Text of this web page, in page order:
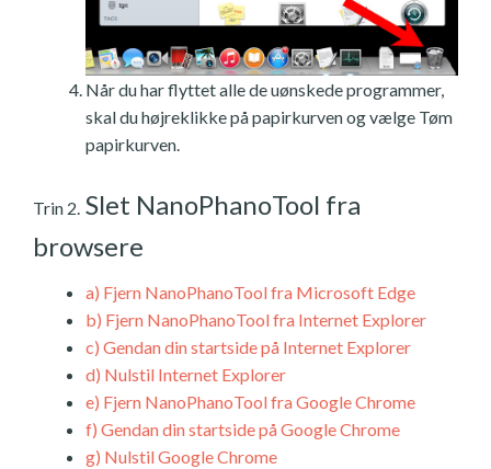
Når du har flyttet alle de uønskede programmer,
skal du højreklikke på papirkurven og vælge Tøm
papirkurven.
Trin 2. Slet NanoPhanoTool fra
browsere
a) Fjern NanoPhanoTool fra Microsoft Edge
b) Fjern NanoPhanoTool fra Internet Explorer
c) Gendan din startside på Internet Explorer
d) Nulstil Internet Explorer
e) Fjern NanoPhanoTool fra Google Chrome
f) Gendan din startside på Google Chrome
g) Nulstil Google Chrome